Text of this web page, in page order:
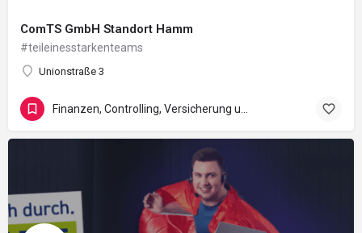
ComTS GmbH Standort Hamm
#teileinesstarkenteams
Unionstraße 3